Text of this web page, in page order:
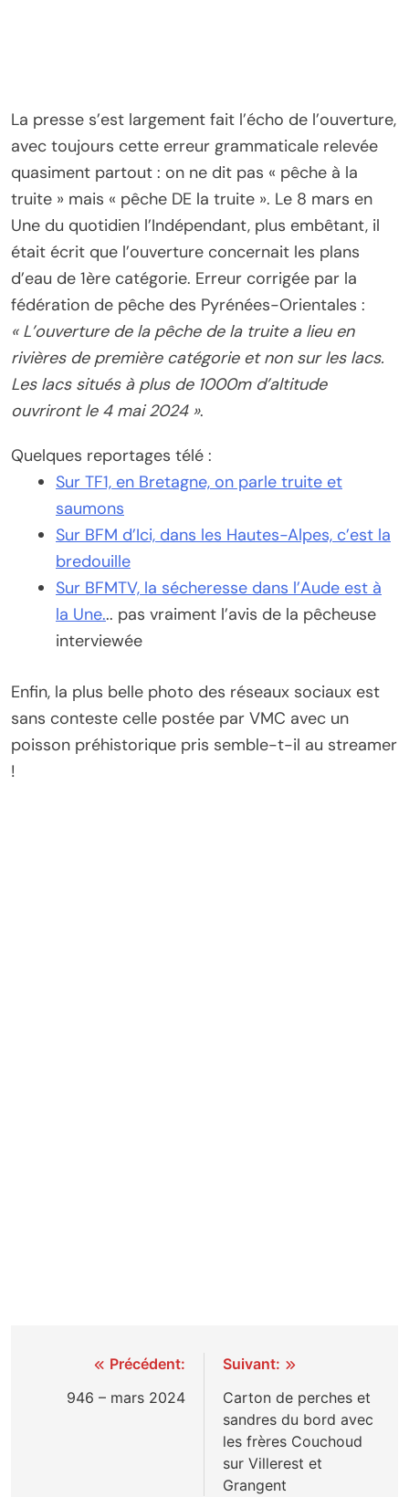
La presse s’est largement fait l’écho de l’ouverture,
avec toujours cette erreur grammaticale relevée
quasiment partout : on ne dit pas « pêche à la
truite » mais « pêche DE la truite ». Le 8 mars en
Une du quotidien l’Indépendant, plus embêtant, il
était écrit que l’ouverture concernait les plans
d’eau de 1ère catégorie. Erreur corrigée par la
fédération de pêche des Pyrénées-Orientales :
« L’ouverture de la pêche de la truite a lieu en
rivières de première catégorie et non sur les lacs.
Les lacs situés à plus de 1000m d’altitude
ouvriront le 4 mai 2024 ».
Quelques reportages télé :
Sur TF1, en Bretagne, on parle truite et
saumons
Sur BFM d’Ici, dans les Hautes-Alpes, c’est la
bredouille
Sur BFMTV, la sécheresse dans l’Aude est à
la Une... pas vraiment l’avis de la pêcheuse
interviewée
Enfin, la plus belle photo des réseaux sociaux est
sans conteste celle postée par VMC avec un
poisson préhistorique pris semble-t-il au streamer
!
NavigationPrécédent:
946 – mars 2024
Suivant:
Carton de perches et
sandres du bord avec
les frères Couchoud
sur Villerest et
Grangent